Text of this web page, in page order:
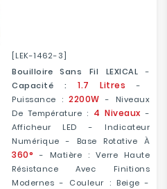
[LEK-1462-3]
Bouilloire Sans Fil LEXICAL -
Capacité :1.7 Litres
-
Puissance :2200W - Niveaux
De Température : 4 Niveaux -
Afficheur LED - Indicateur
Numérique - Base Rotative À
360° - Matière : Verre Haute
Résistance Avec Finitions
Modernes - Couleur : Beige -